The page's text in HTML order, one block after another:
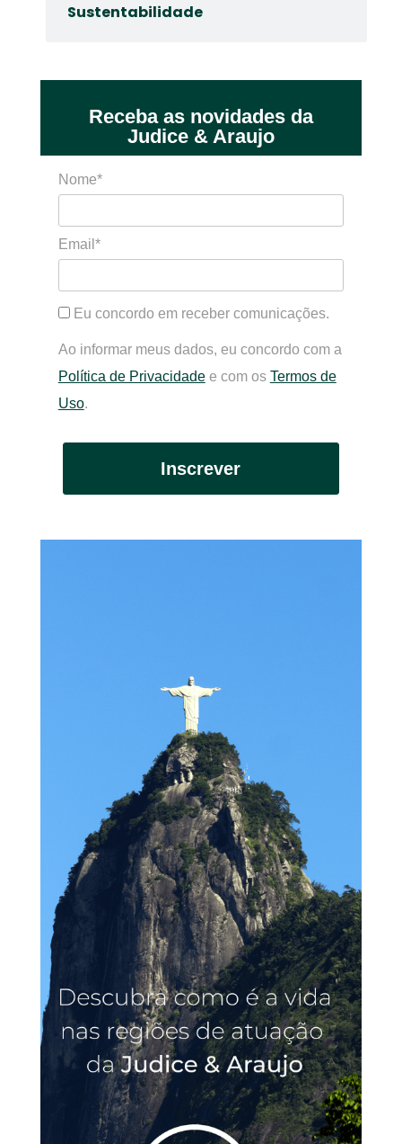
Sustentabilidade
Receba as novidades da
Judice & Araujo
Nome*
Email*
Eu concordo em receber comunicações.
Ao informar meus dados, eu concordo com a
Política de Privacidadee com os Termos de
Uso.
Inscrever